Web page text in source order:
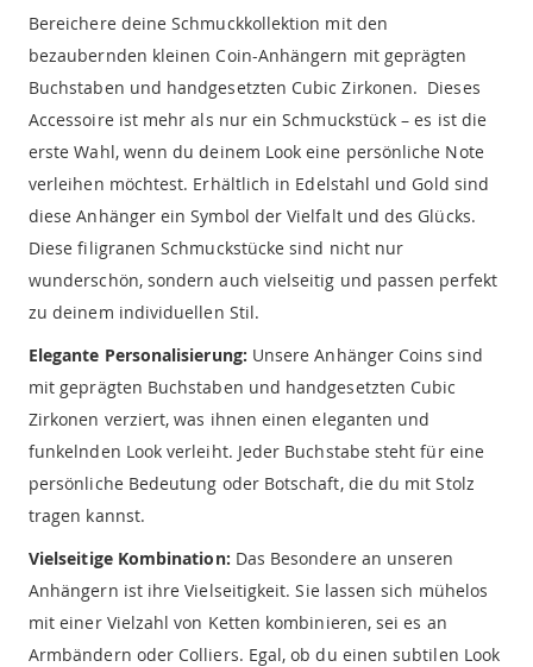
Bereichere deine Schmuckkollektion mit den
bezaubernden kleinen Coin-Anhängern mit geprägten
Buchstaben und handgesetzten Cubic Zirkonen. Dieses
Accessoire ist mehr als nur ein Schmuckstück – es ist die
erste Wahl, wenn du deinem Look eine persönliche Note
verleihen möchtest. Erhältlich in Edelstahl und Gold sind
diese Anhänger ein Symbol der Vielfalt und des Glücks.
Diese filigranen Schmuckstücke sind nicht nur
wunderschön, sondern auch vielseitig und passen perfekt
zu deinem individuellen Stil.
Elegante Personalisierung: Unsere Anhänger Coins sind
mit geprägten Buchstaben und handgesetzten Cubic
Zirkonen verziert, was ihnen einen eleganten und
funkelnden Look verleiht. Jeder Buchstabe steht für eine
persönliche Bedeutung oder Botschaft, die du mit Stolz
tragen kannst.
Vielseitige Kombination: Das Besondere an unseren
Anhängern ist ihre Vielseitigkeit. Sie lassen sich mühelos
mit einer Vielzahl von Ketten kombinieren, sei es an
Armbändern oder Colliers. Egal, ob du einen subtilen Look